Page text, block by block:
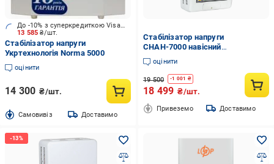
13 585₴/шт.
До -10% з суперкредиткою Visa Вигода
Стабілізатор напруги
Укртехнологія Norma 5000
оцінити
14 300 ₴/шт.
Cамовивіз Доставимо
Стабілізатор напруги
СНАН-7000 навісний
однофазний
оцінити
19 500 -1 001 ₴
18 499 ₴/шт.
Привеземо Доставимо